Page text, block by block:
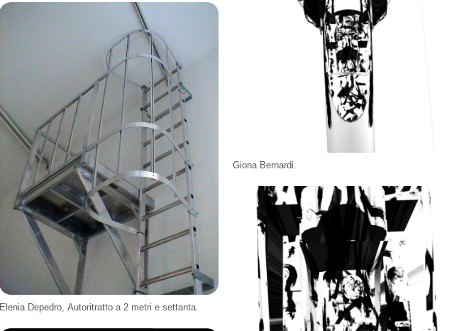
Elenia Depedro, Autoritratto a 2 metri e settanta.
Giona Bernardi.